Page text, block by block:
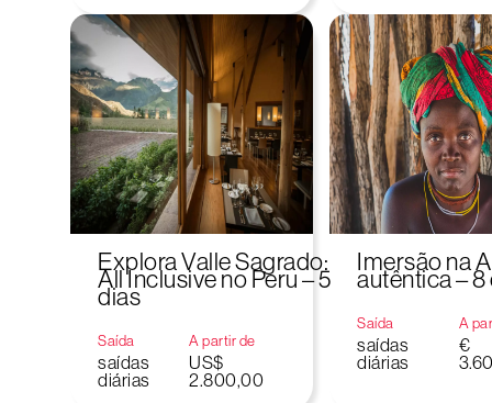
Explora Valle Sagrado:
All Inclusive no Peru – 5
dias
Saída
saídas
diárias
A partir de
US$
2.800,00
Imersão na
autêntica – 8
Saída
saídas
diárias
A
€